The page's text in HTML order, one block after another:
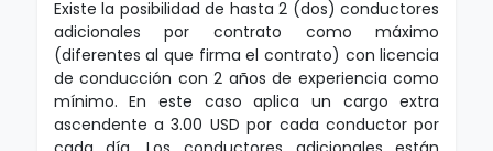
Existe la posibilidad de hasta 2 (dos) conductores
adicionales por contrato como máximo
(diferentes al que firma el contrato) con licencia
de conducción con 2 años de experiencia como
mínimo. En este caso aplica un cargo extra
ascendente a 3.00 USD por cada conductor por